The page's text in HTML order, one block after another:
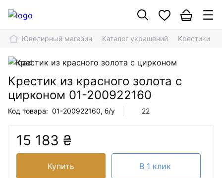
Ювелирный магазин Каталог украшений Крестики
Крестик из красного золота с
цирконом 01-200922160
Код товара: 01-200922160, б/у 22
15 183 ₴
Купить В 1 клик